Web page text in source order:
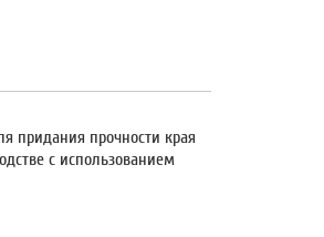
придания прочности края
с использованием